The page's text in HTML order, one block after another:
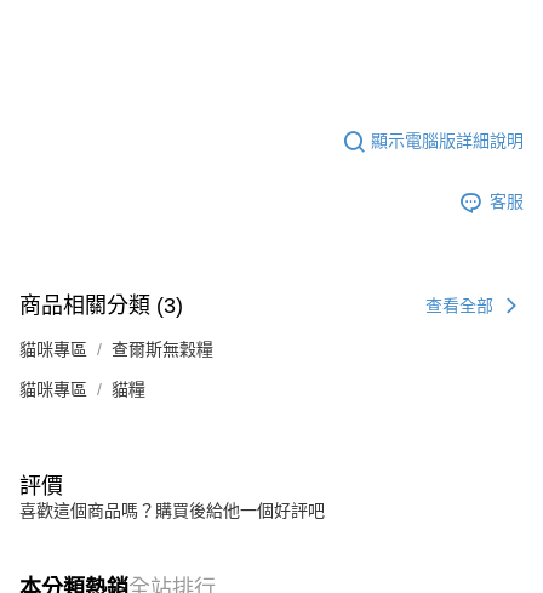
顯示電腦版詳細說明
客服
商品相關分類 (3) 查看全部
貓咪專區 查爾斯無穀糧
貓咪專區 貓糧
評價
喜歡這個商品嗎？購買後給他一個好評吧